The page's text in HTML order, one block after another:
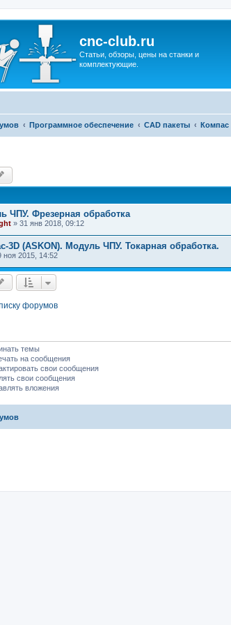
cnc-club.ru
Статьи, обзоры, цены на станки и
комплектующие.
Программное обеспечение CAD пакеты Компас
ЧПУ. Фрезерная обработка
» 31 янв 2018, 09:12
3D (ASKON). Модуль ЧПУ. Токарная обработка.
ноя 2015, 14:52
форумов
темы
на сообщения
свои сообщения
свои сообщения
вложения